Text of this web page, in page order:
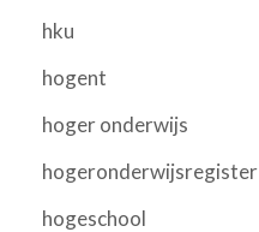
hku
hogent
hoger onderwijs
hogeronderwijsregister
hogeschool